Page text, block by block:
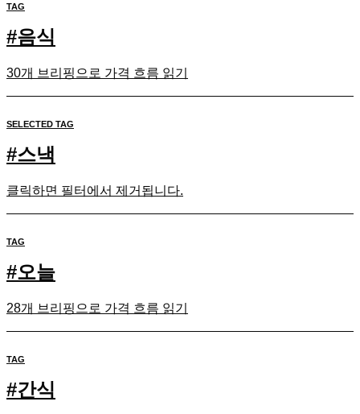
TAG
#음식
30개 브리핑으로 가격 흐름 읽기
SELECTED TAG
#스낵
클릭하면 필터에서 제거됩니다.
TAG
#오늘
28개 브리핑으로 가격 흐름 읽기
TAG
#간식